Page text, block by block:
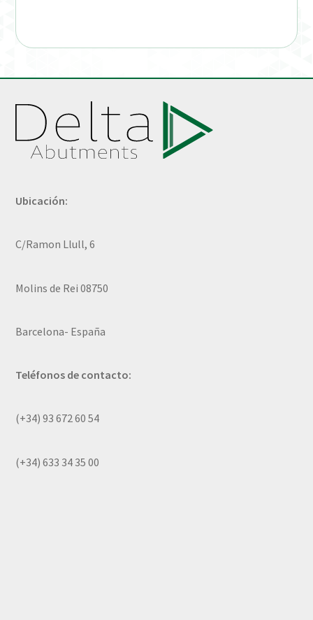
Ubicación:
C/Ramon Llull, 6
Molins de Rei 08750
Barcelona- España
Teléfonos de contacto:
(+34) 93 672 60 54
(+34) 633 34 35 00